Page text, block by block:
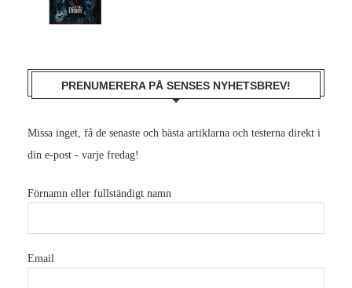
PRENUMERERA PÅ SENSES NYHETSBREV!
Missa inget, få de senaste och bästa artiklarna och testerna direkt i
din e-post - varje fredag!
Förnamn eller fullständigt namn
Email